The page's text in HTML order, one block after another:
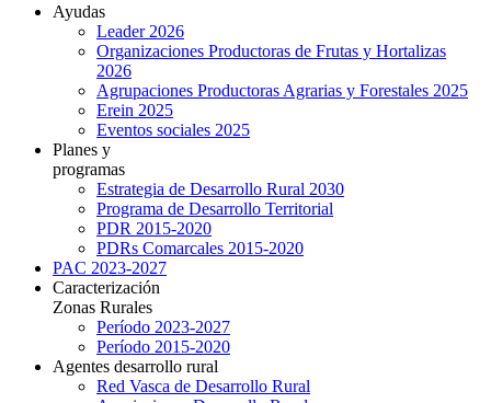
Ayudas
Leader 2026
Organizaciones Productoras de Frutas y Hortalizas
2026
Agrupaciones Productoras Agrarias y Forestales 2025
Erein 2025
Eventos sociales 2025
Planes y
programas
Estrategia de Desarrollo Rural 2030
Programa de Desarrollo Territorial
PDR 2015-2020
PDRs Comarcales 2015-2020
PAC 2023-2027
Caracterización
Zonas Rurales
Período 2023-2027
Período 2015-2020
Agentes desarrollo rural
Red Vasca de Desarrollo Rural